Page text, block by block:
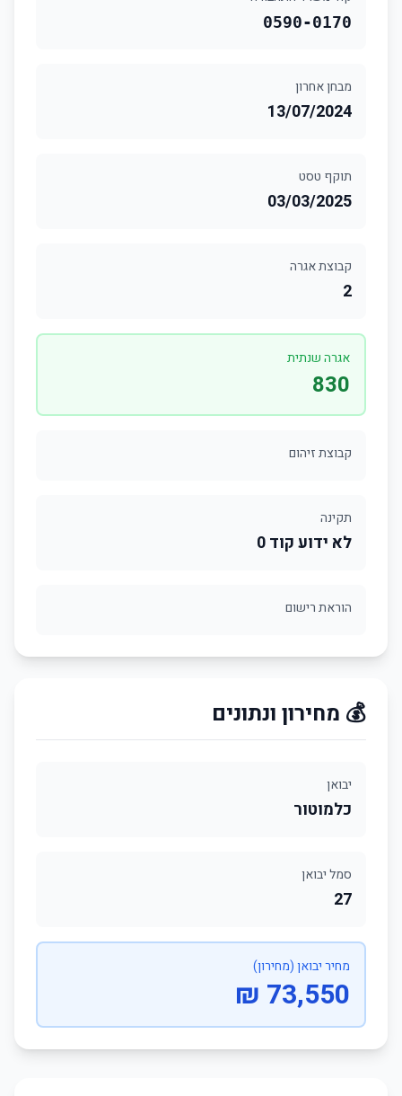
0590-0170
מבחן אחרון
13/07/2024
תוקף טסט
03/03/2025
קבוצת אגרה
2
אגרה שנתית
830
קבוצת זיהום
תקינה
לא ידוע קוד 0
הוראת רישום
💰 מחירון ונתונים
יבואן
כלמוטור
סמל יבואן
27
מחיר יבואן (מחירון)
73,550 ₪